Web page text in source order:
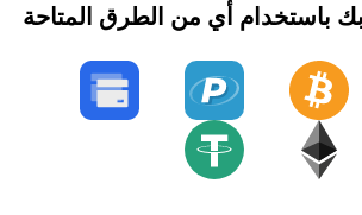
باستخدام أي من الطرق المتاحة